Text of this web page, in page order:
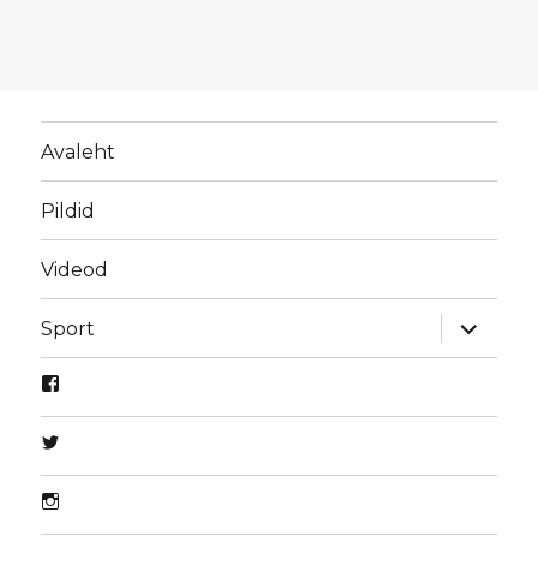
Avaleht
Pildid
Videod
Sport
laienda